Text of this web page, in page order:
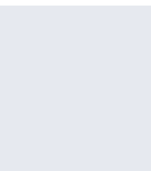
Fysiikka